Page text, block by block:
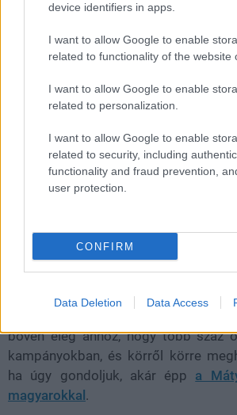
device identifiers in apps.
I want to allow Google to enable
related to functionality of the website
I want to allow Google to enable
related to personalization.
I want to allow Google to enable
related to security, including
functionality and fraud prevention,
user protection.
CONFIRM
Data Deletion Data Access
megelőzőszivárgáshitelességét.
Ráadásul még csak nem is az
nekünk, hanem a Platinum Editiont,
két nagy kiegészítőt (Risen
Storm), amelyek a kormányzók, a
újrafogalmazták a
tematikus DLC-t (Australia
Persia and Macedon Civilization &
Igaz, a később kiadott New Frontier
bőven elég ahhoz, hogy több száz
kampányokban, és körről körre
ha úgy gondoljuk, akár épp a
magyarokkal.